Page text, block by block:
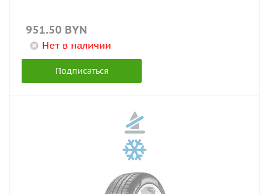
951.50 BYN
Нет в наличии
Подписаться